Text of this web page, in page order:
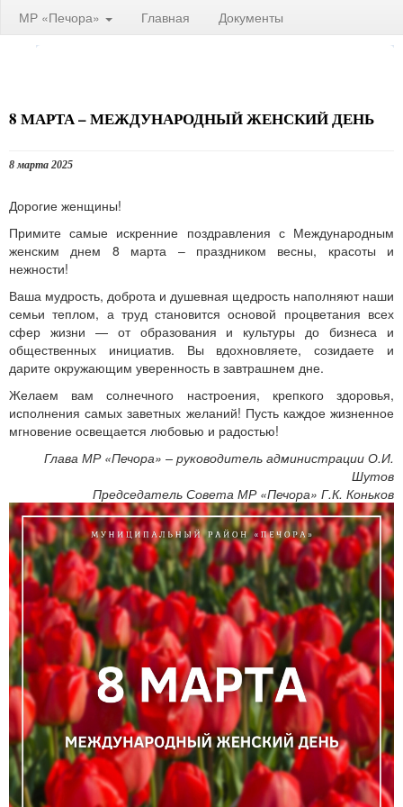
МР «Печора» Главная Документы
8 МАРТА – МЕЖДУНАРОДНЫЙ ЖЕНСКИЙ ДЕНЬ
8 марта 2025
Дорогие женщины!
Примите самые искренние поздравления с Международным
женским днем 8 марта – праздником весны, красоты и
нежности!
Ваша мудрость, доброта и душевная щедрость наполняют наши
семьи теплом, а труд становится основой процветания всех
сфер жизни — от образования и культуры до бизнеса и
общественных инициатив. Вы вдохновляете, созидаете и
дарите окружающим уверенность в завтрашнем дне.
Желаем вам солнечного настроения, крепкого здоровья,
исполнения самых заветных желаний! Пусть каждое жизненное
мгновение освещается любовью и радостью!
Глава МР «Печора» – руководитель администрации О.И.
Шутов
Председатель Совета МР «Печора» Г.К. Коньков